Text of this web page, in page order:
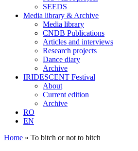
SEEDS
Media library & Archive
Media library
CNDB Publications
Articles and interviews
Research projects
Dance diary
Archive
IRIDESCENT Festival
About
Current edition
Archive
RO
EN
Home » To bitch or not to bitch